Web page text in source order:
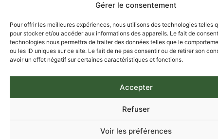
Gérer le consentement
Pour offrir les meilleures expériences, nous utilisons des technologies telles
pour stocker et/ou accéder aux informations des appareils. Le fait de
technologies nous permettra de traiter des données telles que le
ou les ID uniques sur ce site. Le fait de ne pas consentir ou de retirer son
avoir un effet négatif sur certaines caractéristiques et fonctions.
Accepter
Refuser
Voir les préférences